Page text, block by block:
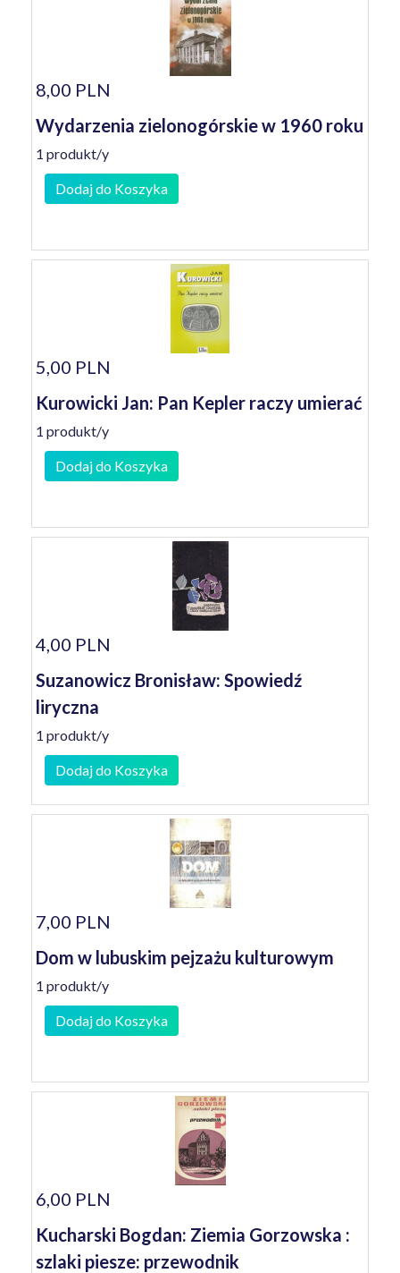
8,00 PLN
Wydarzenia zielonogórskie w 1960 roku
1 produkt/y
Dodaj do Koszyka
5,00 PLN
Kurowicki Jan: Pan Kepler raczy umierać
1 produkt/y
Dodaj do Koszyka
4,00 PLN
Suzanowicz Bronisław: Spowiedź
liryczna
1 produkt/y
Dodaj do Koszyka
7,00 PLN
Dom w lubuskim pejzażu kulturowym
1 produkt/y
Dodaj do Koszyka
6,00 PLN
Kucharski Bogdan: Ziemia Gorzowska :
szlaki piesze: przewodnik